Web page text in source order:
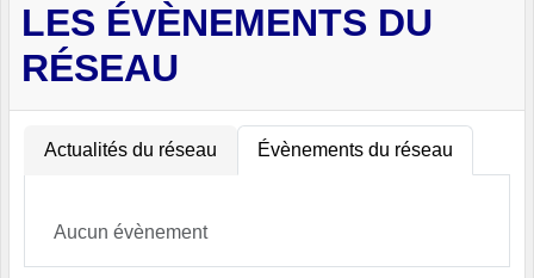
LES ÉVÈNEMENTS DU
RÉSEAU
Actualités du réseau Évènements du réseau
Aucun évènement